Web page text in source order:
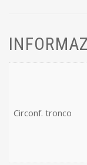
Circonf. tronco